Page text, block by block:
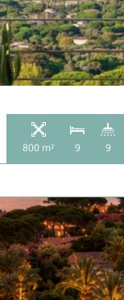
800 m² 9 9